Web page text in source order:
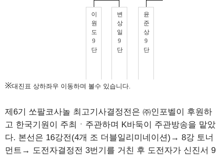
※대진표 상하좌우 이동하며 볼수 있습니다.
제6기 쏘팔코사놀 최고기사결정전은 ㈜인포벨이 후원하
고 한국기원이 주최ㆍ주관하며 K바둑이 주관방송을 맡았
다. 본선은 16강전(4개 조 더블일리미네이션)→ 8강 토너
먼트→ 도전자결정전 3번기를 거친 후 도전자가 신진서 9